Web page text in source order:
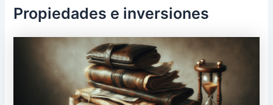
Propiedades e inversiones